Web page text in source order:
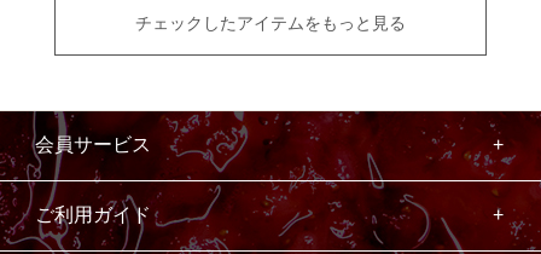
チェックしたアイテムをもっと見る
会員サービス
ご利用ガイド